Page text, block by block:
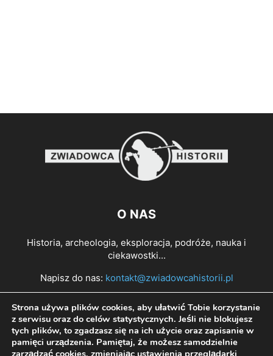
O NAS
Historia, archeologia, eksploracja, podróże, nauka i
ciekawostki...
Napisz do nas: kontakt@zwiadowcahistorii.pl
PODĄŻAJ ZA NAMI
Strona używa plików cookies, aby ułatwić Tobie korzystanie
z serwisu oraz do celów statystycznych. Jeśli nie blokujesz
tych plików, to zgadzasz się na ich użycie oraz zapisanie w
pamięci urządzenia. Pamiętaj, że możesz samodzielnie
zarządzać cookies, zmieniając ustawienia przeglądarki